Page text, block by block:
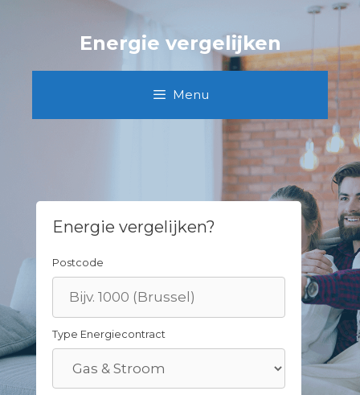
Energie vergelijken
Menu
Energie vergelijken?
Postcode
Type Energiecontract